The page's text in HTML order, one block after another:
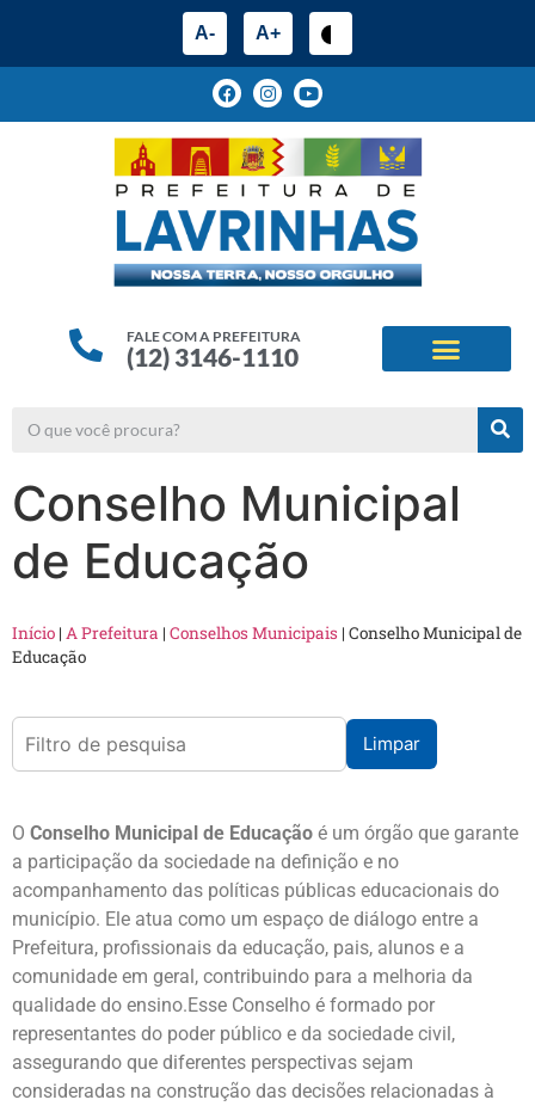
A- A+
FALE COM A PREFEITURA
(12) 3146-1110
Conselho Municipal
de Educação
Início | A Prefeitura | Conselhos Municipais | Conselho Municipal de
Educação
Limpar
O Conselho Municipal de Educação é um órgão que garante
a participação da sociedade na definição e no
acompanhamento das políticas públicas educacionais do
município. Ele atua como um espaço de diálogo entre a
Prefeitura, profissionais da educação, pais, alunos e a
comunidade em geral, contribuindo para a melhoria da
qualidade do ensino.Esse Conselho é formado por
representantes do poder público e da sociedade civil,
assegurando que diferentes perspectivas sejam
consideradas na construção das decisões relacionadas à